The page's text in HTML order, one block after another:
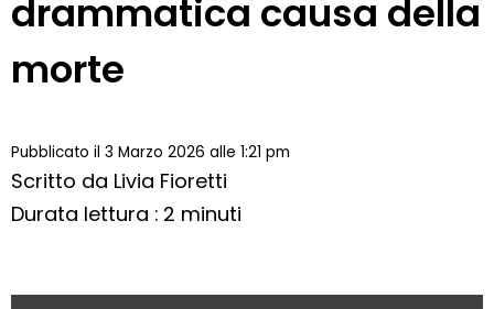
drammatica causa della
morte
Pubblicato il 3 Marzo 2026 alle 1:21 pm
Scritto da Livia Fioretti
Durata lettura : 2 minuti